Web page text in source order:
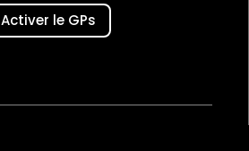
Activer le GPs